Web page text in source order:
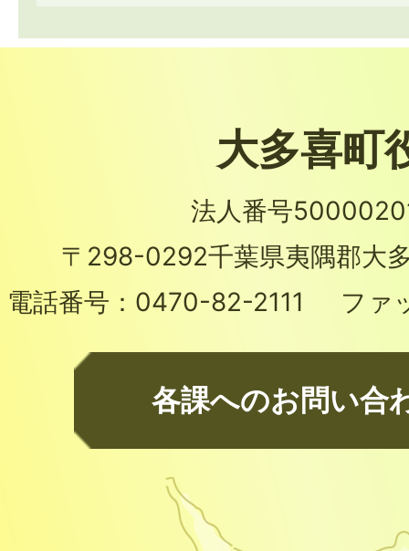
大多喜町
法人番号
〒298-0292千葉県夷隅郡大
電話番号： 0470-82-2111 ファ
各課へのお問い合